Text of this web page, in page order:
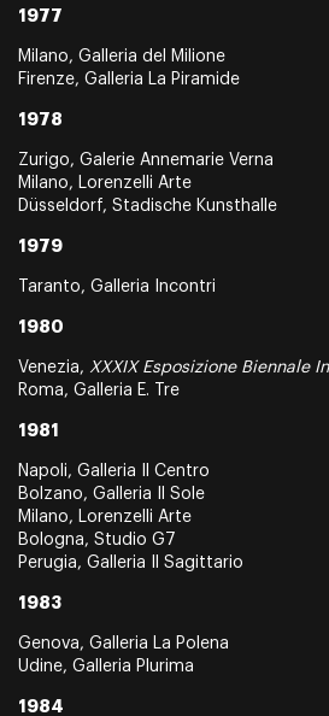
1977
Milano, Galleria del Milione
Firenze, Galleria La Piramide
1978
Zurigo, Galerie Annemarie Verna
Milano, Lorenzelli Arte
Düsseldorf, Stadische Kunsthalle
1979
Taranto, Galleria Incontri
1980
Venezia, XXXIX Esposizione Biennale
Roma, Galleria E. Tre
1981
Napoli, Galleria Il Centro
Bolzano, Galleria Il Sole
Milano, Lorenzelli Arte
Bologna, Studio G7
Perugia, Galleria Il Sagittario
1983
Genova, Galleria La Polena
Udine, Galleria Plurima
1984